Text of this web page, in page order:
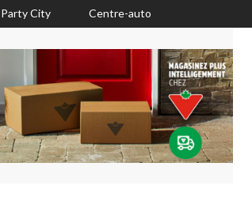
Party City Centre-auto